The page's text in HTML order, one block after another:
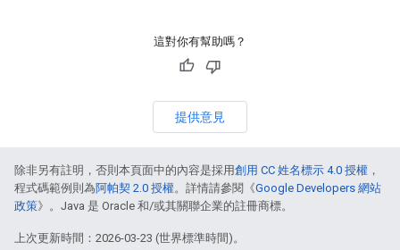
這對你有幫助嗎？
提供意見
除非另有註明，否則本頁面中的內容是採用創用 CC 姓名標示 4.0 授權 ，
程式碼範例則為阿帕契 2.0 授權。詳情請參閱《Google Developers 網站
政策》。Java 是 Oracle 和/或其關聯企業的註冊商標。
上次更新時間：2026-03-23 (世界標準時間)。